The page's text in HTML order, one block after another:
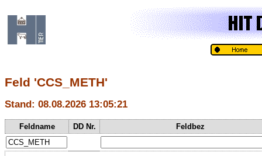
Feld 'CCS_METH'
Stand: 08.08.2026 13:05:21
Feldname DD Nr. Feldbez